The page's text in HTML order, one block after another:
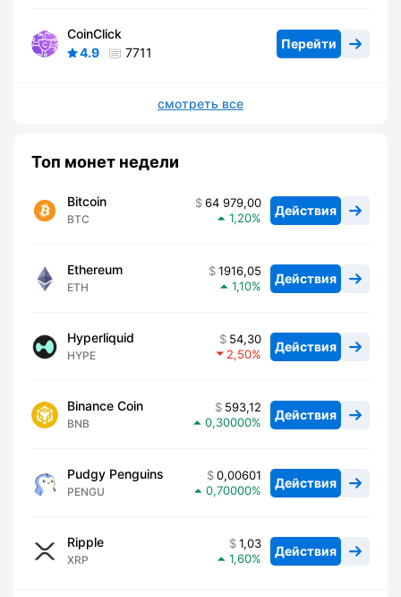
CoinClick
4.9
7711
Перейти
смотреть все
Топ монет недели
Bitcoin
BTC
64 979,00
1,20
Действия
Ethereum
ETH
1916,05
1,10
Действия
Hyperliquid
HYPE
54,30
2,50
Действия
Binance Coin
BNB
593,12
0,30000
Действия
Pudgy Penguins
PENGU
0,00601
0,70000
Действия
Ripple
XRP
1,03
1,60
Действия